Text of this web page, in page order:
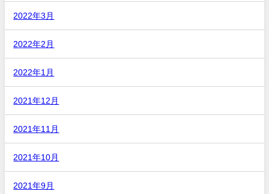
2022年3月
2022年2月
2022年1月
2021年12月
2021年11月
2021年10月
2021年9月